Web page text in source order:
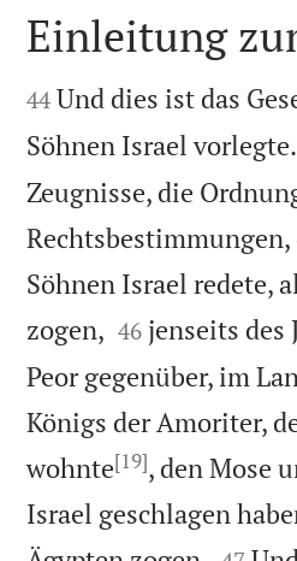

Einleitung

44 Und dies ist das
Söhnen Israel vorlegte.
Zeugnisse, die
Rechtsbestimmungen,
Söhnen Israel redete,
zogen, 

46 jenseits des
Peor gegenüber, im
Königs der Amoriter,
wohnte[19], den Mose
Israel geschlagen